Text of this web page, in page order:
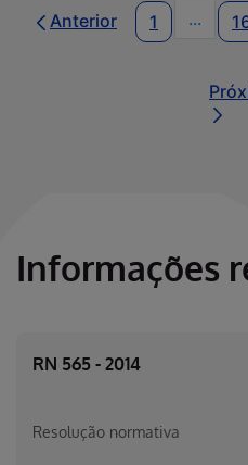
Anterior 1 ...
Informações
RN 565 - 2014
Resolução normativa